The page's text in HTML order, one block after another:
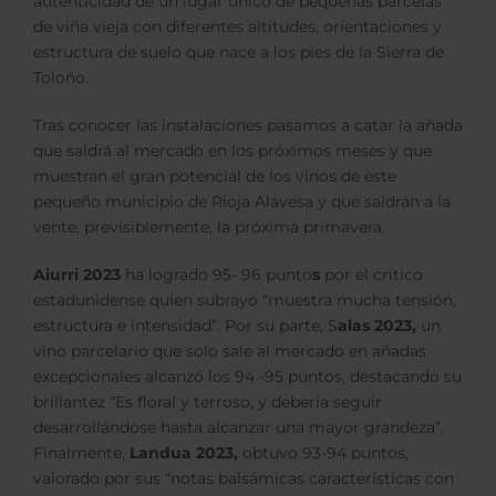
de viña vieja con diferentes altitudes, orientaciones y
estructura de suelo que nace a los pies de la Sierra de
Toloño.
Tras conocer las instalaciones pasamos a catar la añada
que saldrá al mercado en los próximos meses y que
muestran el gran potencial de los vinos de este
pequeño municipio de Rioja Alavesa y que saldrán a la
vente, previsiblemente, la próxima primavera.
Aiurri 2023 ha logrado 95- 96 puntospor el crítico
estadunidense quien subrayó “muestra mucha tensión,
estructura e intensidad”. Por su parte, Salas 2023, un
vino parcelario que solo sale al mercado en añadas
excepcionales alcanzó los 94 -95 puntos, destacando su
brillantez “Es floral y terroso, y debería seguir
desarrollándose hasta alcanzar una mayor grandeza”.
Finalmente, Landua 2023, obtuvo 93-94 puntos,
valorado por sus “notas balsámicas características con